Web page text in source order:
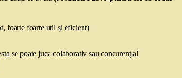
foarte foarte util și eficient)
se poate juca colaborativ sau concurențial